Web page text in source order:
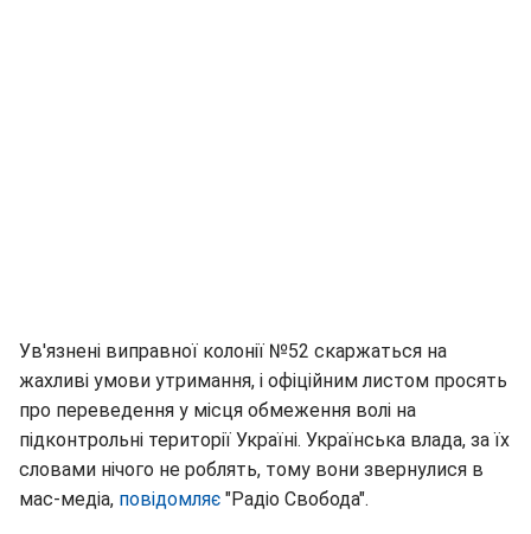
Ув'язнені виправної колонії №52 скаржаться на
жахливі умови утримання, і офіційним листом просять
про переведення у місця обмеження волі на
підконтрольні території Україні. Українська влада, за їх
словами нічого не роблять, тому вони звернулися в
мас-медіа, повідомляє "Радіо Свобода".